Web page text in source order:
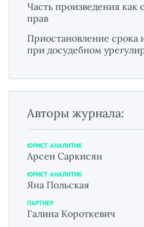
Часть произведения как
прав
Приостановление срока
при досудебном
Авторы журнала:
ЮРИСТ-АНАЛИТИК
Арсен Саркисян
ЮРИСТ-АНАЛИТИК
Яна Польская
ПАРТНЕР
Галина Короткевич